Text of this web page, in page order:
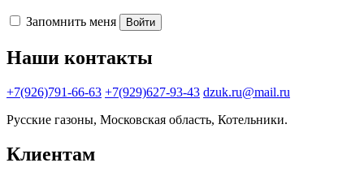
Запомнить меня Войти
Наши контакты
+7(926)791-66-63 +7(929)627-93-43 dzuk.ru@mail.ru
Русские газоны, Московская область, Котельники.
Клиентам